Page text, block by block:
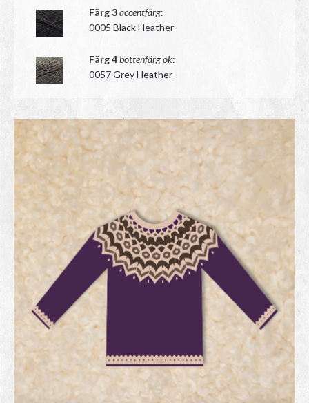
Färg 3accentfärg:
0005 Black Heather
Färg 4bottenfärg ok:
0057 Grey Heather